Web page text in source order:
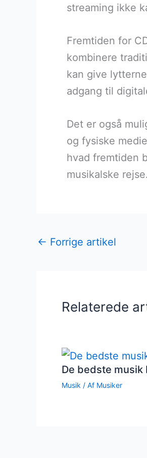
streaming ikke
Fremtiden for
kombinere
kan give
adgang til
Det er også
og fysiske
hvad fremtiden
musikalske rejse.
← Forrige artikel
Relaterede
De bedste musik
Musik / Af Musiker